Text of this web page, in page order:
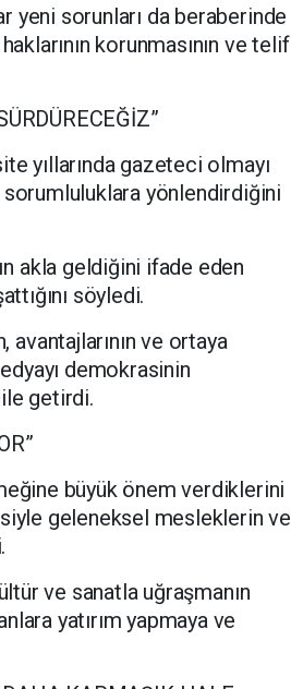
yeni sorunları da beraberinde
korunmasının ve telif
yıllarında gazeteci olmayı
yönlendirdiğini
akla geldiğini ifade eden
söyledi.
ve ortaya
demokrasinin
getirdi.
büyük önem verdiklerini
geleneksel mesleklerin ve
ve sanatla uğraşmanın
yatırım yapmaya ve